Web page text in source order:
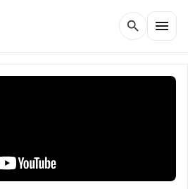
search menu